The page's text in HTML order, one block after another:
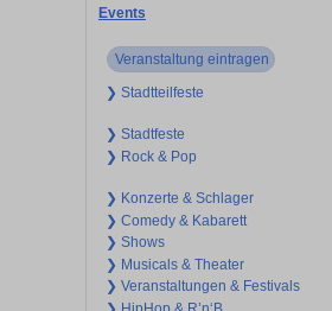
Events
Veranstaltung eintragen
❯ Stadtteilfeste
❯ Stadtfeste
❯ Rock & Pop
❯ Konzerte & Schlager
❯ Comedy & Kabarett
❯ Shows
❯ Musicals & Theater
❯ Veranstaltungen & Festivals